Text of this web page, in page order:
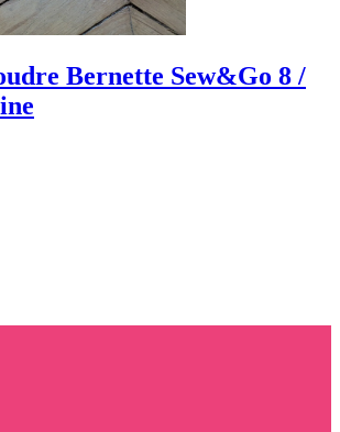
Bernette Sew&Go 8 /